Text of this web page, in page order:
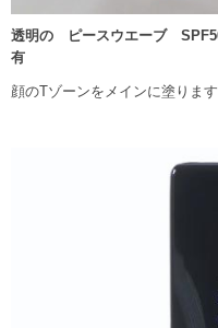
透明の ピースウエーブ
有
顔のTゾーンをメインに塗ります